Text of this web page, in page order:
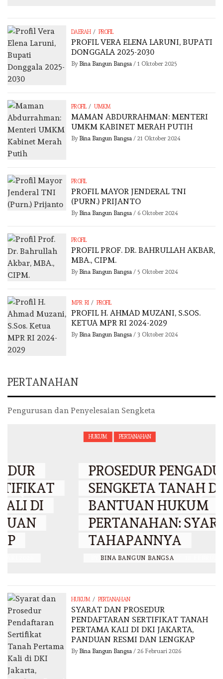
DAERAH / PROFIL
PROFIL VERA ELENA LARUNI, BUPATI
DONGGALA 2025-2030
By Bina Bangun Bangsa/ 1 Oktober 2025
PROFIL / UMKM
MAMAN ABDURRAHMAN: MENTERI
UMKM KABINET MERAH PUTIH
By Bina Bangun Bangsa/ 21 Oktober 2024
PROFIL
PROFIL MAYOR JENDERAL TNI
(PURN.) PRIJANTO
By Bina Bangun Bangsa/ 6 Oktober 2024
PROFIL
PROFIL PROF. DR. BAHRULLAH AKBAR,
MBA., CIPM.
By Bina Bangun Bangsa/ 5 Oktober 2024
MPR RI / PROFIL
PROFIL H. AHMAD MUZANI, S.SOS.
KETUA MPR RI 2024-2029
By Bina Bangun Bangsa/ 3 Oktober 2024
PERTANAHAN
Pengurusan dan Penyelesaian Sengketa
PROSEDUR PENGADUAN
SENGKETA TANAH DAN
BANTUAN HUKUM
PERTANAHAN: SYARAT DAN
TAHAPANNYA
BINA BANGUN BANGSA / 18 FEBRUARI 2026
HUKUM / PERTANAHAN
SYARAT DAN PROSEDUR
PENDAFTARAN SERTIFIKAT TANAH
PERTAMA KALI DI DKI JAKARTA,
PANDUAN RESMI DAN LENGKAP
By Bina Bangun Bangsa/ 26 Februari 2026